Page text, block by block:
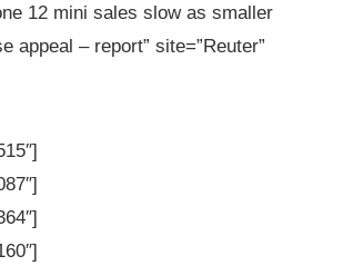
12 mini sales slow as smaller
appeal – report” site=”Reuter”